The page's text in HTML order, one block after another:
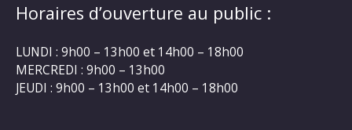
Horaires d’ouverture au public :
LUNDI : 9h00 – 13h00 et 14h00 – 18h00
MERCREDI : 9h00 – 13h00
JEUDI : 9h00 – 13h00 et 14h00 – 18h00